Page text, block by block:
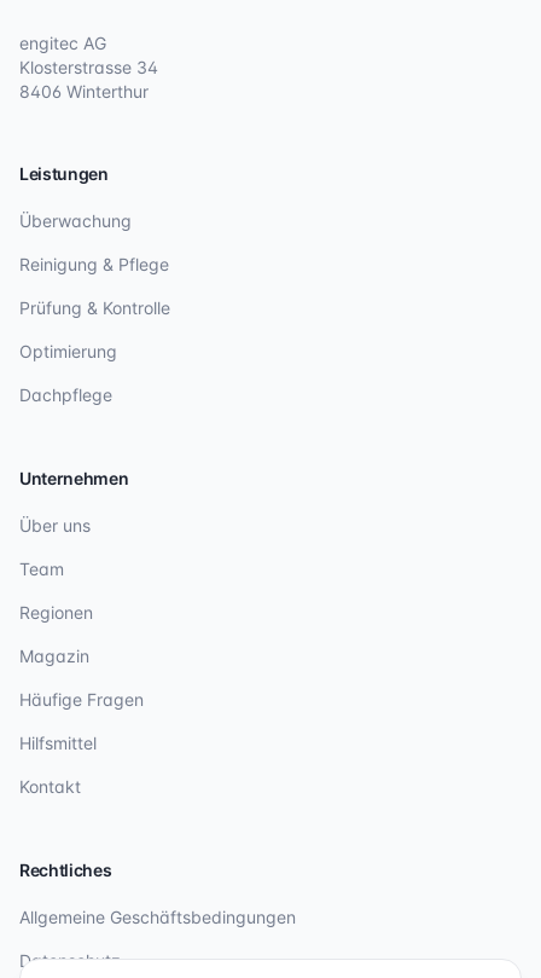
engitec AG
Klosterstrasse 34
8406 Winterthur
Leistungen
Überwachung
Reinigung & Pflege
Prüfung & Kontrolle
Optimierung
Dachpflege
Unternehmen
Über uns
Team
Regionen
Magazin
Häufige Fragen
Hilfsmittel
Kontakt
Rechtliches
Allgemeine Geschäftsbedingungen
Datenschutz